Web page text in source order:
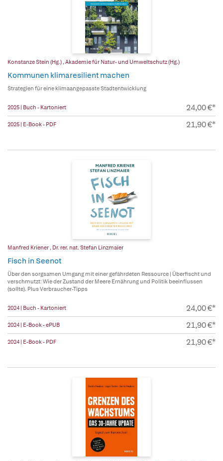
Konstanze Stein (Hg.) ,Akademie für Natur- und Umweltschutz (Hg.)
Kommunen klimaresilient machen
Strategien für eine klimaangepasste Stadtentwicklung
2025 | Buch - Kartoniert 24,00 €*
2025 | E-Book - PDF 21,90 €*
Manfred Kriener , Dr. rer. nat. Stefan Linzmaier
Fisch in Seenot
Über den sorgsamen Umgang mit einer gefährdeten Ressource | Überfischt und
verschmutzt: Wie der Zustand der Meere Ernährung und Politik beeinflussen
(sollte). Plus Verbraucher-Tipps
2024 | Buch - Kartoniert 24,00 €*
2024 | E-Book - ePUB 21,90 €*
2024 | E-Book - PDF 21,90 €*